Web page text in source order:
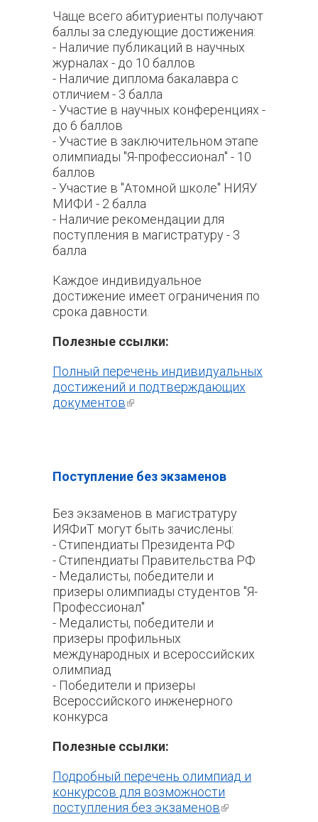
Чаще всего абитуриенты получают
баллы за следующие достижения:
- Наличие публикаций в научных
журналах - до 10 баллов
- Наличие диплома бакалавра с
отличием - 3 балла
- Участие в научных конференциях -
до 6 баллов
- Участие в заключительном этапе
олимпиады "Я-профессионал" - 10
баллов
- Участие в "Атомной школе" НИЯУ
МИФИ - 2 балла
- Наличие рекомендации для
поступления в магистратуру - 3
балла
Каждое индивидуальное
достижение имеет ограничения по
срока давности.
Полезные ссылки:
Полный перечень индивидуальных
достижений и подтверждающих
документов(внешняя ссылка)
Поступление без экзаменов
Без экзаменов в магистратуру
ИЯФиТ могут быть зачислены:
- Стипендиаты Президента РФ
- Стипендиаты Правительства РФ
- Медалисты, победители и
призеры олимпиады студентов "Я-
Профессионал"
- Медалисты, победители и
призеры профильных
международных и всероссийских
олимпиад
- Победители и призеры
Всероссийского инженерного
конкурса
Полезные ссылки:
Подробный перечень олимпиад и
конкурсов для возможности
поступления без экзаменов(внешняя